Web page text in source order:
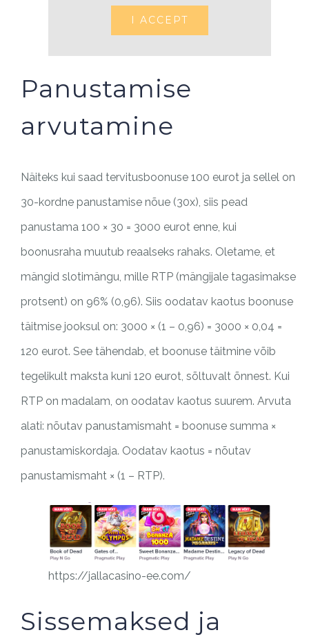
I ACCEPT
Panustamise
arvutamine
Näiteks kui saad tervitusboonuse 100 eurot ja sellel on
30-kordne panustamise nõue (30x), siis pead
panustama 100 × 30 = 3000 eurot enne, kui
boonusraha muutub reaalseks rahaks. Oletame, et
mängid slotimängu, mille RTP (mängijale tagasimakse
protsent) on 96% (0,96). Siis oodatav kaotus boonuse
täitmise jooksul on: 3000 × (1 – 0,96) = 3000 × 0,04 =
120 eurot. See tähendab, et boonuse täitmine võib
tegelikult maksta kuni 120 eurot, sõltuvalt õnnest. Kui
RTP on madalam, on oodatav kaotus suurem. Arvuta
alati: nõutav panustamismaht = boonuse summa ×
panustamiskordaja. Oodatav kaotus = nõutav
panustamismaht × (1 – RTP).
https://jallacasino-ee.com/
Sissemaksed ja